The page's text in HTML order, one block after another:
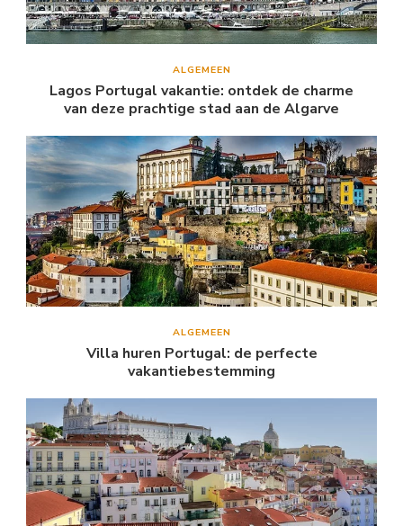
ALGEMEEN
Lagos Portugal vakantie: ontdek de charme
van deze prachtige stad aan de Algarve
ALGEMEEN
Villa huren Portugal: de perfecte
vakantiebestemming